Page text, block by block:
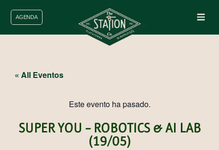
AGENDA
« All Eventos
Este evento ha pasado.
SUPER YOU – ROBOTICS & AI LAB
(19/05)